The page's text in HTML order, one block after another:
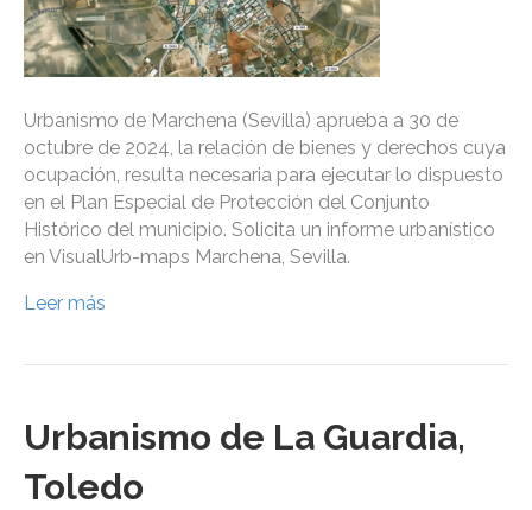
Urbanismo de Marchena (Sevilla) aprueba a 30 de
octubre de 2024, la relación de bienes y derechos cuya
ocupación, resulta necesaria para ejecutar lo dispuesto
en el Plan Especial de Protección del Conjunto
Histórico del municipio. Solicita un informe urbanístico
en VisualUrb-maps Marchena, Sevilla.
Leer más
Urbanismo de La Guardia,
Toledo